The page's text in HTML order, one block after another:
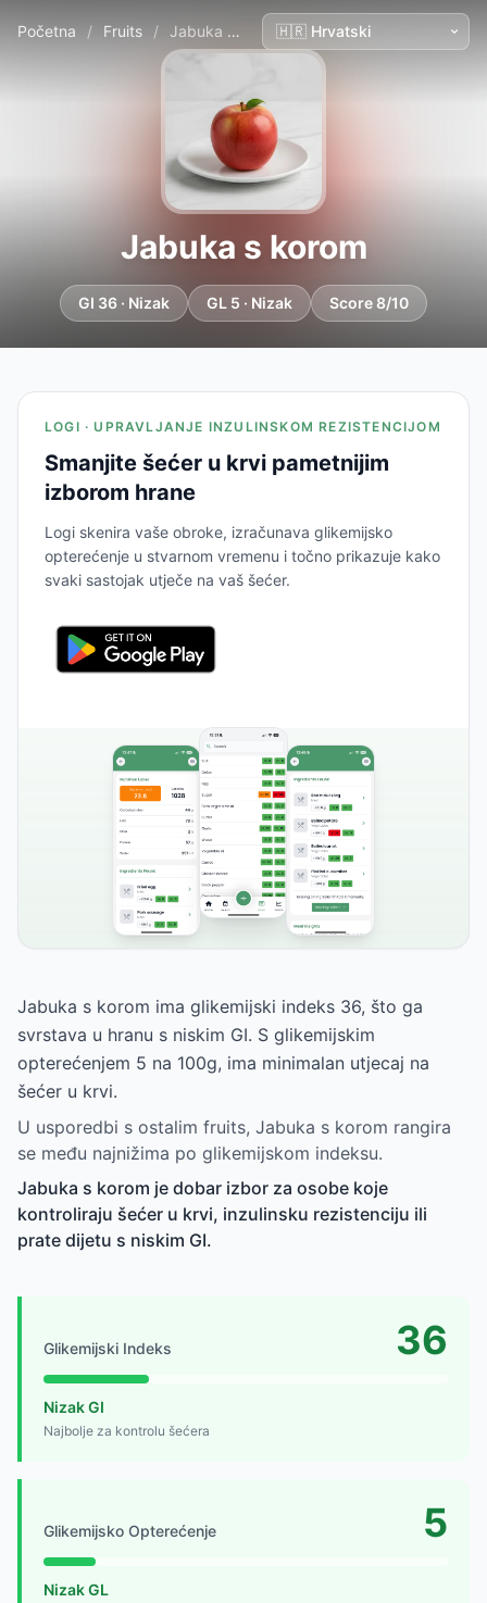
Početna / Fruits / Jabuka s korom
Jabuka s korom
GI 36 · Nizak GL 5 · Nizak Score 8/10
LOGI · UPRAVLJANJE INZULINSKOM REZISTENCIJOM
Smanjite šećer u krvi pametnijim
izborom hrane
Logi skenira vaše obroke, izračunava glikemijsko
opterećenje u stvarnom vremenu i točno prikazuje kako
svaki sastojak utječe na vaš šećer.
Jabuka s korom ima glikemijski indeks 36, što ga
svrstava u hranu s niskim GI. S glikemijskim
opterećenjem 5 na 100g, ima minimalan utjecaj na
šećer u krvi.
U usporedbi s ostalim fruits, Jabuka s korom rangira
se među najnižima po glikemijskom indeksu.
Jabuka s korom je dobar izbor za osobe koje
kontroliraju šećer u krvi, inzulinsku rezistenciju ili
prate dijetu s niskim GI.
Glikemijski Indeks 36
Nizak GI
Najbolje za kontrolu šećera
Glikemijsko Opterećenje 5
Nizak GL